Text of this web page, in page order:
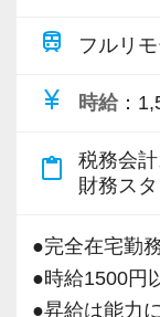
・書籍購入
・資格取得
＜募集の背景
・事業拡大に
・組織力強化
・将来の中核
train フルリモ
currency_yen 時給 ：
content_paste
税務会
財務ス
●完全在宅勤
●時給1500円
●昇給は能力